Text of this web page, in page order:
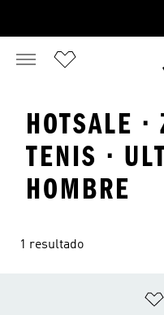
HOTSALE
TENIS ·
HOMBRE
1 resultado